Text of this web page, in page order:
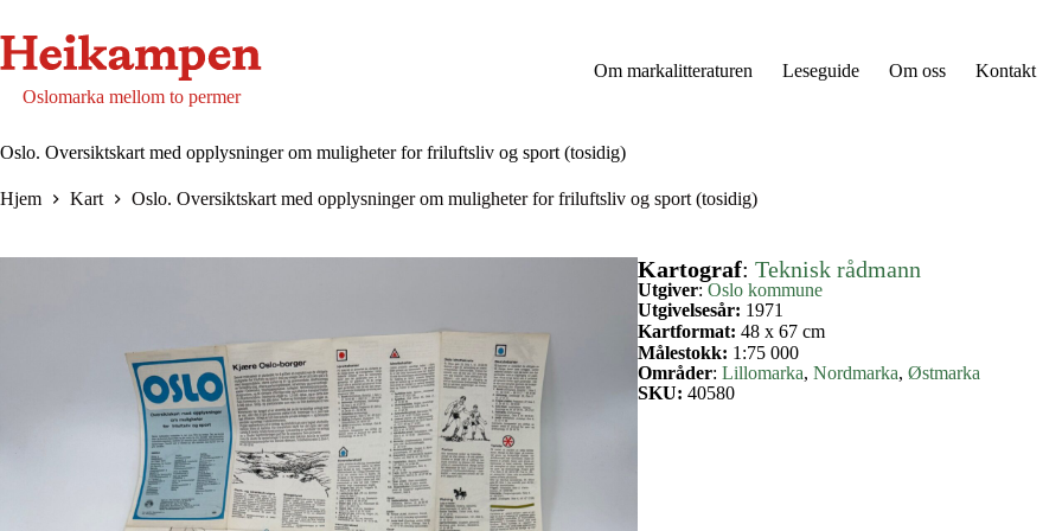
innholdet
Oslomarka mellom to permer
Om markalitteraturen Leseguide Om oss Kontakt
Oslo. Oversiktskart med opplysninger om muligheter for friluftsliv og sport (tosidig)
Hjem Kart Oslo. Oversiktskart med opplysninger om muligheter for friluftsliv og sport (tosidig)
Kartograf: Teknisk rådmann
Utgiver: Oslo kommune
Utgivelsesår: 1971
Kartformat: 48 x 67 cm
Målestokk: 1:75 000
Områder: Lillomarka, Nordmarka, Østmarka
SKU: 40580